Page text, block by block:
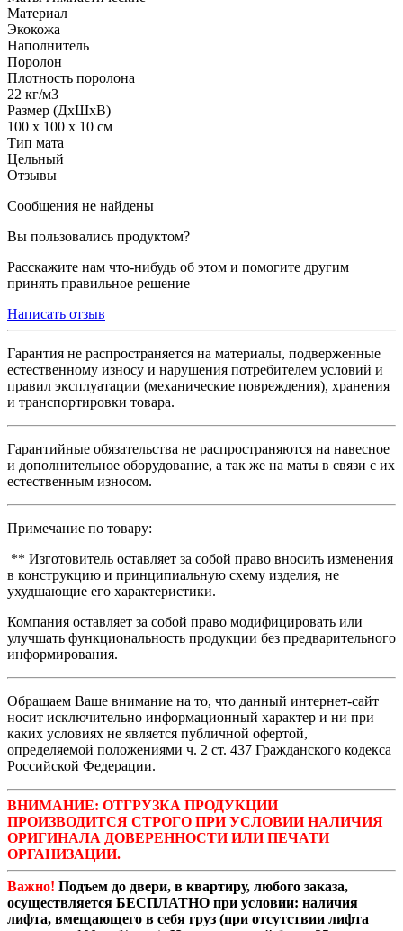
Материал
Экокожа
Наполнитель
Поролон
Плотность поролона
22 кг/м3
Размер (ДхШхВ)
100 х 100 х 10 см
Тип мата
Цельный
Отзывы
Сообщения не найдены
Вы пользовались продуктом?
Расскажите нам что-нибудь об этом и помогите другим
принять правильное решение
Написать отзыв
Гарантия не распространяется на материалы, подверженные
естественному износу и нарушения потребителем условий и
правил эксплуатации (механические повреждения), хранения
и транспортировки товара.
Гарантийные обязательства не распространяются на навесное
и дополнительное оборудование, а так же на маты в связи с их
естественным износом.
Примечание по товару:
** Изготовитель оставляет за собой право вносить изменения
в конструкцию и принципиальную схему изделия, не
ухудшающие его характеристики.
Компания оставляет за собой право модифицировать или
улучшать функциональность продукции без предварительного
информирования.
Обращаем Ваше внимание на то, что данный интернет-сайт
носит исключительно информационный характер и ни при
каких условиях не является публичной офертой,
определяемой положениями ч. 2 ст. 437 Гражданского кодекса
Российской Федерации.
ВНИМАНИЕ: ОТГРУЗКА ПРОДУКЦИИ
ПРОИЗВОДИТСЯ СТРОГО ПРИ УСЛОВИИ НАЛИЧИЯ
ОРИГИНАЛА ДОВЕРЕННОСТИ ИЛИ ПЕЧАТИ
ОРГАНИЗАЦИИ.
Важно! Подъем до двери, в квартиру, любого заказа,
осуществляется БЕСПЛАТНО при условии: наличия
лифта, вмещающего в себя груз (при отсутствии лифта